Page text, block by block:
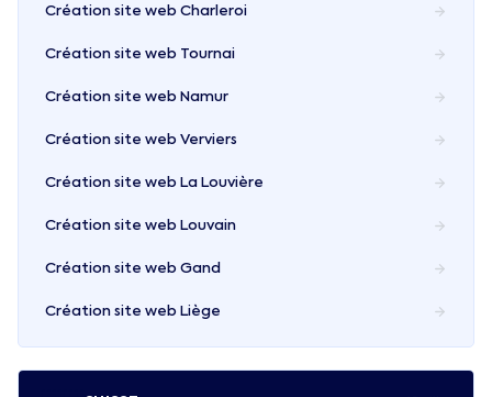
Création site web Charleroi
Création site web Tournai
Création site web Namur
Création site web Verviers
Création site web La Louvière
Création site web Louvain
Création site web Gand
Création site web Liège